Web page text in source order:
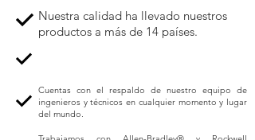
Nuestra calidad ha llevado nuestros
productos a más de 14 países.
Cuentas con el respaldo de nuestro equipo de
ingenieros y técnicos en cualquier momento y lugar
del mundo.